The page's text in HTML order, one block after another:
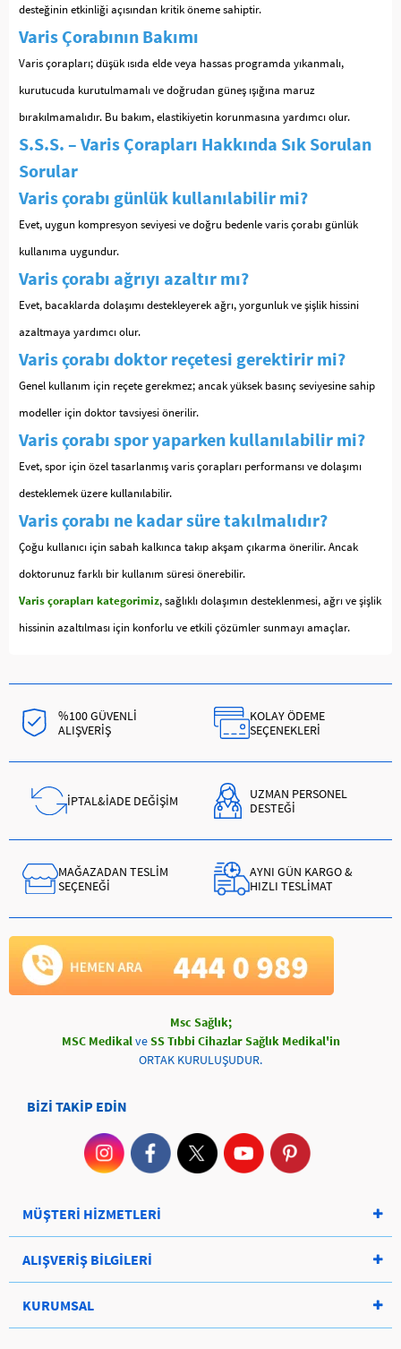
desteğinin etkinliği açısından kritik öneme sahiptir.
Varis Çorabının Bakımı
Varis çorapları; düşük ısıda elde veya hassas programda yıkanmalı,
kurutucuda kurutulmamalı ve doğrudan güneş ışığına maruz
bırakılmamalıdır. Bu bakım, elastikiyetin korunmasına yardımcı olur.
S.S.S. – Varis Çorapları Hakkında Sık Sorulan
Sorular
Varis çorabı günlük kullanılabilir mi?
Evet, uygun kompresyon seviyesi ve doğru bedenle varis çorabı günlük
kullanıma uygundur.
Varis çorabı ağrıyı azaltır mı?
Evet, bacaklarda dolaşımı destekleyerek ağrı, yorgunluk ve şişlik hissini
azaltmaya yardımcı olur.
Varis çorabı doktor reçetesi gerektirir mi?
Genel kullanım için reçete gerekmez; ancak yüksek basınç seviyesine sahip
modeller için doktor tavsiyesi önerilir.
Varis çorabı spor yaparken kullanılabilir mi?
Evet, spor için özel tasarlanmış varis çorapları performansı ve dolaşımı
desteklemek üzere kullanılabilir.
Varis çorabı ne kadar süre takılmalıdır?
Çoğu kullanıcı için sabah kalkınca takıp akşam çıkarma önerilir. Ancak
doktorunuz farklı bir kullanım süresi önerebilir.
Varis çorapları kategorimiz, sağlıklı dolaşımın desteklenmesi, ağrı ve şişlik
hissinin azaltılması için konforlu ve etkili çözümler sunmayı amaçlar.
%100 GÜVENLİ
ALIŞVERİŞ
KOLAY ÖDEME
SEÇENEKLERİ
İPTAL&İADE DEĞİŞİM
UZMAN PERSONEL
DESTEĞİ
MAĞAZADAN TESLİM
SEÇENEĞİ
AYNI GÜN KARGO &
HIZLI TESLİMAT
Msc Sağlık;
MSC MedikalveSS Tıbbi Cihazlar Sağlık Medikal'in
ORTAK KURULUŞUDUR.
BİZİ TAKİP EDİN
MÜŞTERİ HİZMETLERİ
ALIŞVERİŞ BİLGİLERİ
KURUMSAL